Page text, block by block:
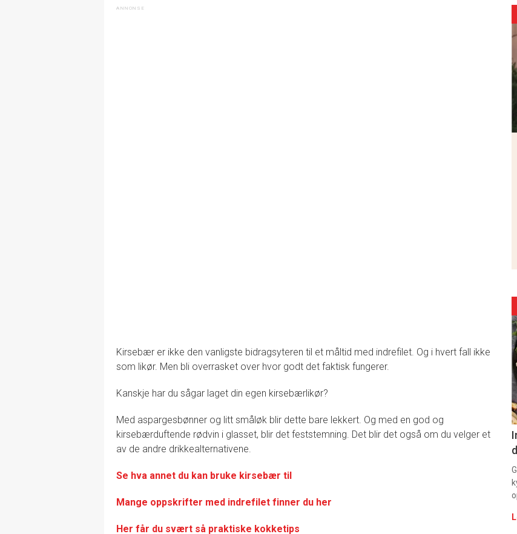
Kirsebær er ikke den vanligste bidragsyteren til et måltid med indrefilet. Og i hvert fall ikke
som likør. Men bli overrasket over hvor godt det faktisk fungerer.
Kanskje har du sågar laget din egen kirsebærlikør?
Med aspargesbønner og litt småløk blir dette bare lekkert. Og med en god og
kirsebærduftende rødvin i glasset, blir det feststemning. Det blir det også om du velger et
av de andre drikkealternativene.
Se hva annet du kan bruke kirsebær til
Mange oppskrifter med indrefilet finner du her
Her får du svært så praktiske kokketips